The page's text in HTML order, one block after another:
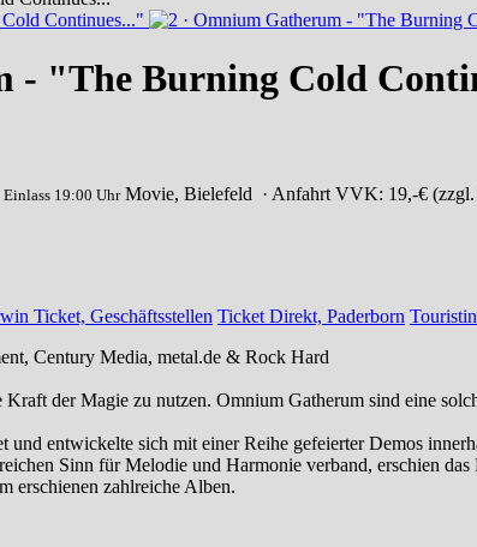
- "The Burning Cold
Einlass 19:00 Uhr Movie, Bielefeld · Anfahrt VVK: 19,-€
Ticket, Geschäftsstellen Ticket Direkt, Paderborn
Century Media, metal.de & Rock Hard
der Magie zu nutzen. Omnium Gatherum sind eine
entwickelte sich mit einer Reihe gefeierter Demos
Sinn für Melodie und Harmonie verband, erschien
erschienen zahlreiche Alben.